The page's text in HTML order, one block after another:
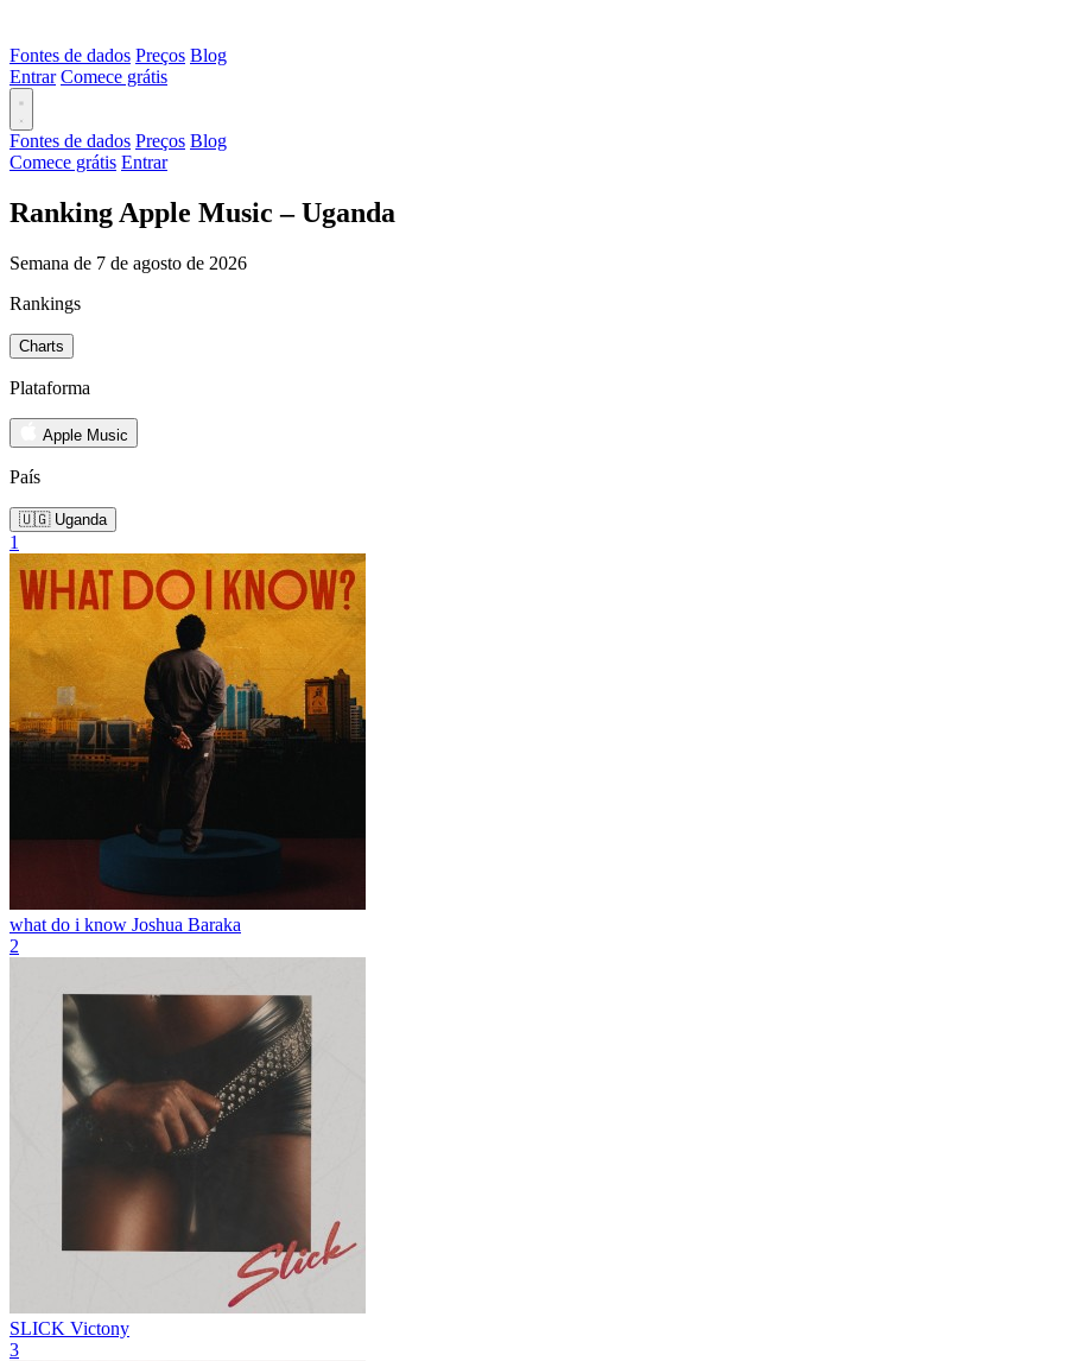
Fontes de dados Preços Blog
Entrar Comece grátis
Fontes de dados Preços Blog
Comece grátis Entrar
Ranking Apple Music – Uganda
Semana de 7 de agosto de 2026
Rankings
Charts
Plataforma
Apple Music
País
🇺🇬 Uganda
1
what do i know Joshua Baraka
2
SLICK Victony
3